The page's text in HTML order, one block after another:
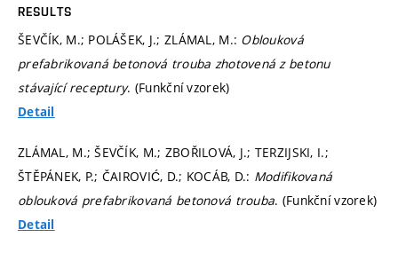
RESULTS
ŠEVČÍK, M.; POLÁŠEK, J.; ZLÁMAL, M.: Oblouková
prefabrikovaná betonová trouba zhotovená z betonu
stávající receptury. (Funkční vzorek)
Detail
ZLÁMAL, M.; ŠEVČÍK, M.; ZBOŘILOVÁ, J.; TERZIJSKI, I.;
ŠTĚPÁNEK, P.; ČAIROVIĆ, D.; KOCÁB, D.: Modifikovaná
oblouková prefabrikovaná betonová trouba. (Funkční vzorek)
Detail